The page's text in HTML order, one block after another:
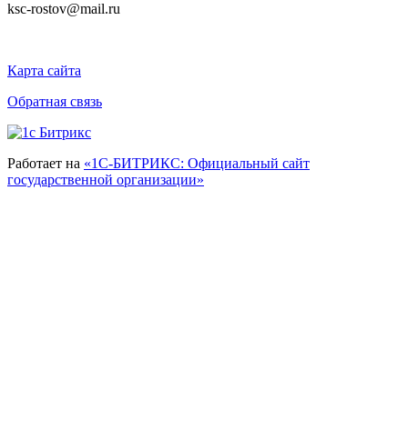
ksc-rostov@mail.ru
Карта сайта
Обратная связь
Работает на «1С-БИТРИКС: Официальный сайт
государственной организации»